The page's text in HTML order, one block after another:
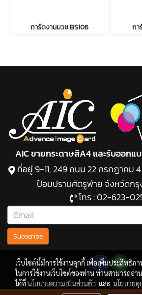
การ์ดงานบวช BS106 กา
AIC ขายกระดาษสีA4 และรับออก
ที่อยู่ 9-11, 249 ถนน 22 กรกฎาคม
ป้อมปราบศัตรูพ่าย จังหวัดกรุ
โทร :02-623-
Subscribe
เว็บไซต์นี้มีการใช้งานคุกกี้ เพื่อเพิ่มประสิทธิ
ในการใช้งานเว็บไซต์ของท่าน ท่านสามารถอ่า
ได้ที่นโยบายความเป็นส่วนตัว และ นโยบายคุ